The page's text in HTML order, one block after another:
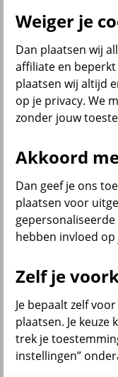
Je meldt jouw partner
overlijden recht op
waaraan je als
Wat moet je doen?
Weiger je
Dan plaatsen wij
affiliate en beperkt
plaatsen wij altijd
op je privacy. We
zonder jouw
Akkoord
Dan geef je ons
plaatsen voor
hebben invloed op
Zelf je
Je bepaalt zelf
plaatsen. Je keuze
trek je
instellingen”